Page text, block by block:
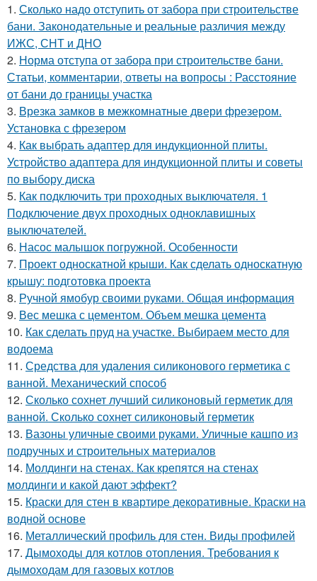
1. Сколько надо отступить от забора при строительстве
бани. Законодательные и реальные различия между
ИЖС, СНТ и ДНО
2. Норма отступа от забора при строительстве бани.
Статьи, комментарии, ответы на вопросы : Расстояние
от бани до границы участка
3. Врезка замков в межкомнатные двери фрезером.
Установка с фрезером
4. Как выбрать адаптер для индукционной плиты.
Устройство адаптера для индукционной плиты и советы
по выбору диска
5. Как подключить три проходных выключателя. 1
Подключение двух проходных одноклавишных
выключателей.
6. Насос малышок погружной. Особенности
7. Проект односкатной крыши. Как сделать односкатную
крышу: подготовка проекта
8. Ручной ямобур своими руками. Общая информация
9. Вес мешка с цементом. Объем мешка цемента
10. Как сделать пруд на участке. Выбираем место для
водоема
11. Средства для удаления силиконового герметика с
ванной. Механический способ
12. Сколько сохнет лучший силиконовый герметик для
ванной. Сколько сохнет силиконовый герметик
13. Вазоны уличные своими руками. Уличные кашпо из
подручных и строительных материалов
14. Молдинги на стенах. Как крепятся на стенах
молдинги и какой дают эффект?
15. Краски для стен в квартире декоративные. Краски на
водной основе
16. Металлический профиль для стен. Виды профилей
17. Дымоходы для котлов отопления. Требования к
дымоходам для газовых котлов